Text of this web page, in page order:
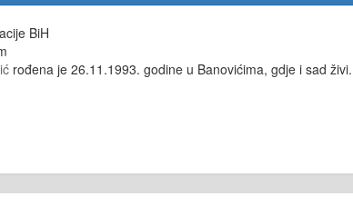
BiH
rođena je 26.11.1993. godine u Banovićima, gdje i sad živi.